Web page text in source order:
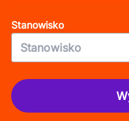
Stanowisko